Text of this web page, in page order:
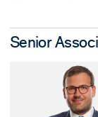
Senior